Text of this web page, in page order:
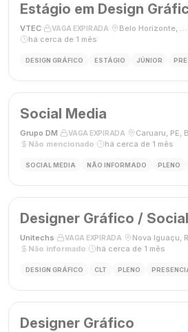
Estágio em Design
VTEC VAGA EXPIRADA Belo Horizonte, MG
há cerca de 1 mês
DESIGN GRÁFICO ESTÁGIO JÚNIOR
Social Media
Grupo DM VAGA EXPIRADA
Não mencionado
há cerca de 1 mês
SOCIAL MEDIA NÃO INFORMADO PLENO
Designer Gráfico /
Unitechs VAGA EXPIRADA
Não informado
há cerca de 1 mês
DESIGN GRÁFICO CLT PLENO
Designer Gráfico